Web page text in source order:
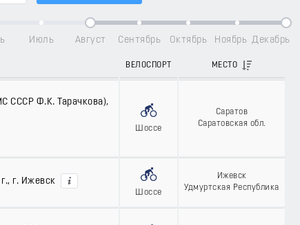
Июль Август Сентябрь Октябрь Ноябрь Декабрь
ВЕЛОСПОРТ МЕСТО
СССР Ф.К. Тарачкова),
Шоссе
Саратов
Саратовская обл.
г. Ижевск
Шоссе
Ижевск
Удмуртская Республика